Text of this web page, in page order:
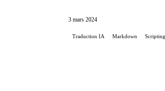
3 mars 2024
Traduction IA Markdown Scripting